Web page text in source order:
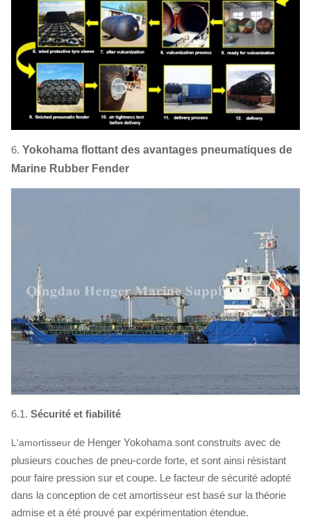
6. Yokohama flottant des avantages pneumatiques de
Marine Rubber Fender
6.1. Sécurité et fiabilité
L'amortisseur de Henger Yokohama sont construits avec de
plusieurs couches de pneu-corde forte, et sont ainsi résistant
pour faire pression sur et coupe. Le facteur de sécurité adopté
dans la conception de cet amortisseur est basé sur la théorie
admise et a été prouvé par expérimentation étendue.